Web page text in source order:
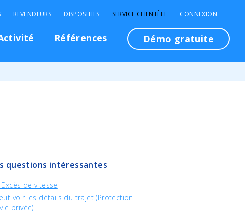
Références Démo gratuite
REVENDEURS DISPOSITIFS SERVICE CLIENTÈLE CONNEXION
questions intéressantes
de vitesse
voir les détails du trajet (Protection
privée)